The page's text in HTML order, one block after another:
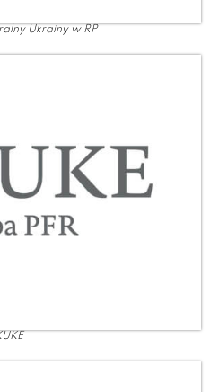
Ukrainy w RP